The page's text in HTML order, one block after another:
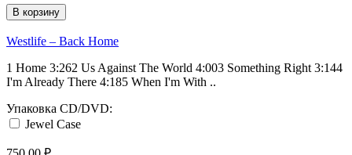
В корзину
Westlife ‎– Back Home
1 Home 3:262 Us Against The World 4:003 Something Right 3:144
I'm Already There 4:185 When I'm With ..
Упаковка CD/DVD:
Jewel Case